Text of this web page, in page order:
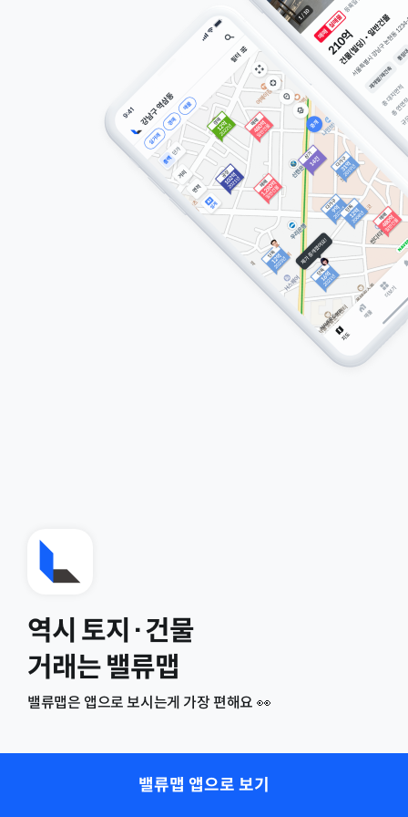
역시 토지·건물
거래는 밸류맵
밸류맵은 앱으로 보시는게 가장 편해요 👀
밸류맵 앱으로 보기